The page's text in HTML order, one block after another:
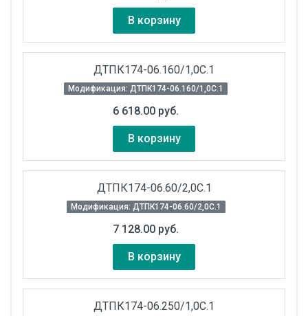
В корзину
ДТПК174-06.160/1,0С.1
Модификация: ДТПК174-06.160/1,0С.1
6 618.00 руб.
В корзину
ДТПК174-06.60/2,0С.1
Модификация: ДТПК174-06.60/2,0С.1
7 128.00 руб.
В корзину
ДТПК174-06.250/1,0С.1